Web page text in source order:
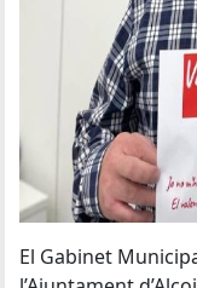
El Gabinet